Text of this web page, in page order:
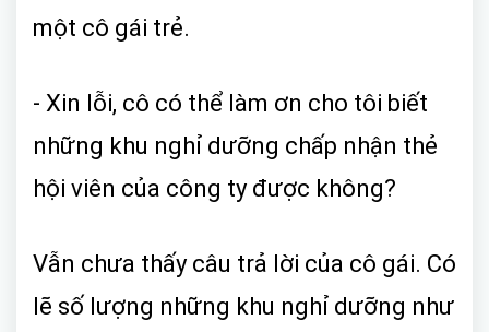
một cô gái trẻ.
- Xin lỗi, cô có thể làm ơn cho tôi biết
những khu nghỉ dưỡng chấp nhận thẻ
hội viên của công ty được không?
Vẫn chưa thấy câu trả lời của cô gái. Có
lẽ số lượng những khu nghỉ dưỡng như